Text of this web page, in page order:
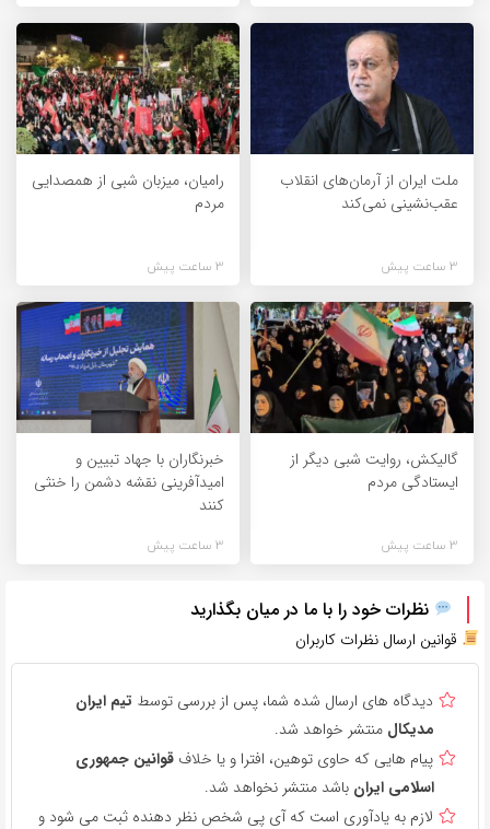
ملت ایران از آرمان‌های انقلاب
عقب‌نشینی نمی‌کند
3 ساعت پیش
رامیان، میزبان شبی از همصدایی
مردم
3 ساعت پیش
گالیکش، روایت شبی دیگر از
ایستادگی مردم
3 ساعت پیش
خبرنگاران با جهاد تبیین و
امیدآفرینی نقشه دشمن را خنثی
کنند
3 ساعت پیش
نظرات خود را با ما در میان بگذارید
قوانین ارسال نظرات کاربران
دیدگاه های ارسال شده شما، پس از بررسی توسط تیم ایران
مدیکال منتشر خواهد شد.
پیام هایی که حاوی توهین، افترا و یا خلاف قوانین جمهوری
اسلامی ایران باشد منتشر نخواهد شد.
لازم به یادآوری است که آی پی شخص نظر دهنده ثبت می شود و